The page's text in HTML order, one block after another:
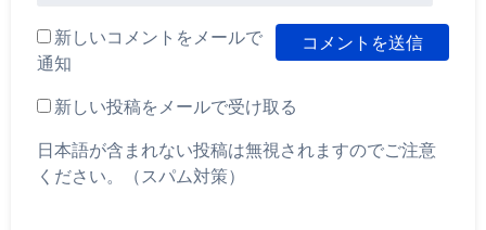
新しいコメントをメールで
通知
新しい投稿をメールで受け取る
日本語が含まれない投稿は無視されますのでご注意
ください。（スパム対策）